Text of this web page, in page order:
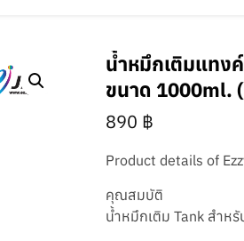
น้ำหมึกเติมแทง
ขนาด 1000ml.
890 ฿
Product details of
คุณสมบัติ
น้ำหมึกเติม Tank สำห